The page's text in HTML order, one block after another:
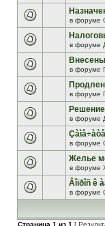
в форуме
в форуме
в форуме
в форуме
Решение
в форуме
в форуме
Желье
в форуме
Âîïðîñ ê
в форуме
Страница 1 из 1 [